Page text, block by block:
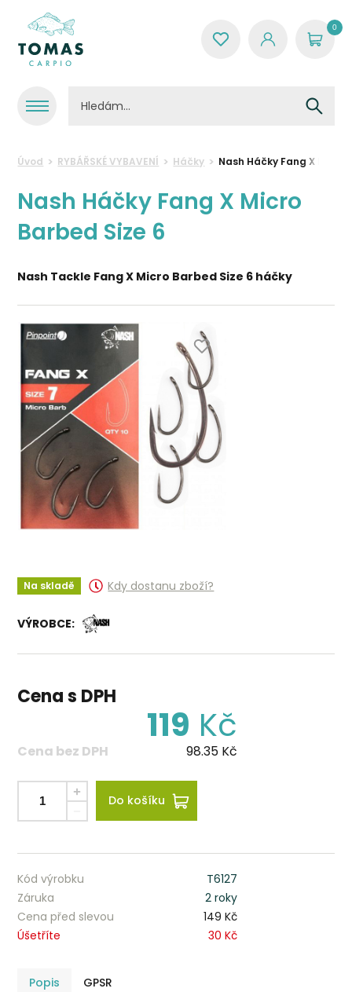
0
Úvod RYBÁŘSKÉ VYBAVENÍ Háčky Nash Háčky Fang X Micro
Nash Háčky Fang X Micro
Barbed Size 6
Nash Tackle Fang X Micro Barbed Size 6 háčky
Na skladě Kdy dostanu zboží?
VÝROBCE:
Cena s DPH
119 Kč
Cena bez DPH 98.35 Kč
Do košíku
Kód výrobku
T6127
Záruka
2 roky
Cena před slevou
149 Kč
Úšetříte
30 Kč
Popis GPSR